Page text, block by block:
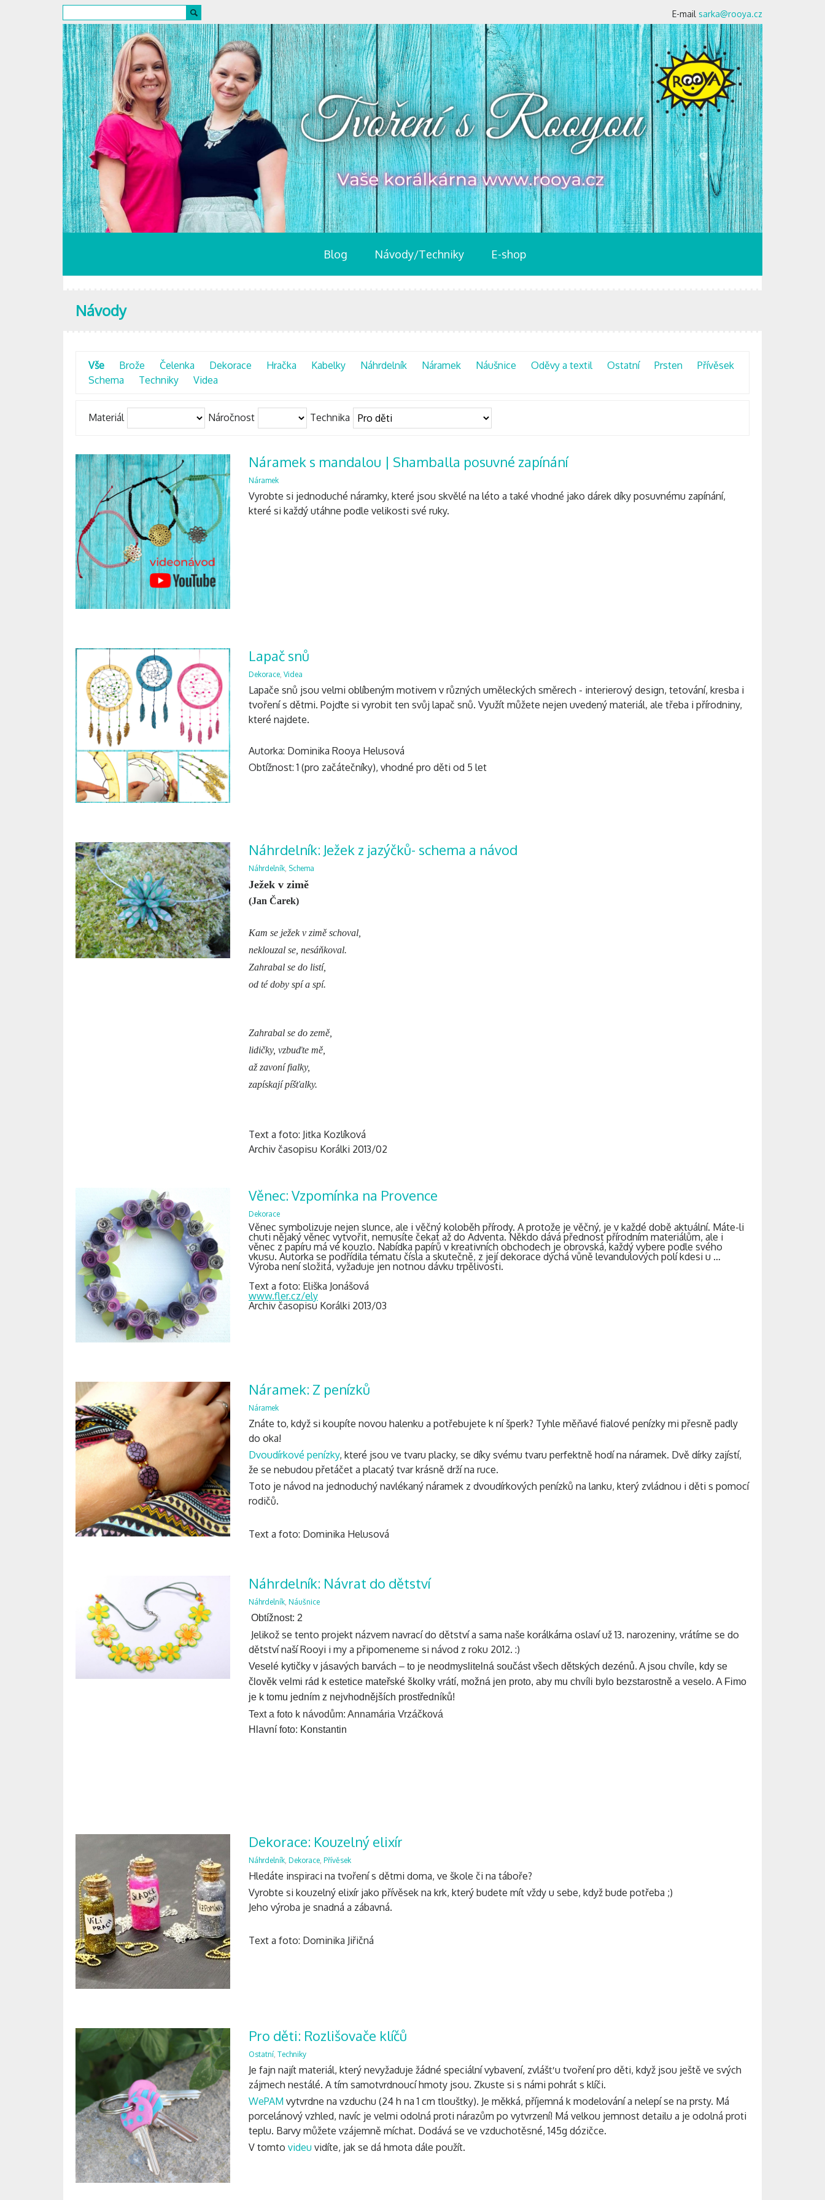
E-mail sarka@rooya.cz
Blog Návody/Techniky E-shop
Návody
Vše Brože Čelenka Dekorace Hračka Kabelky Náhrdelník Náramek Náušnice Oděvy a textil Ostatní Prsten
Přívěsek
Schema
Techniky Videa
Materiál Náročnost Technika
Náramek s mandalou | Shamballa posuvné zapínání
Náramek
Vyrobte si jednoduché náramky, které jsou skvělé na léto a také vhodné jako dárek díky posuvnému zapínání,
které si každý utáhne podle velikosti své ruky.
Lapač snů
Dekorace, Videa
Lapače snů jsou velmi oblíbeným motivem v různých uměleckých směrech - interierový design, tetování, kresba i
tvoření s dětmi. Pojďte si vyrobit ten svůj lapač snů. Využít můžete nejen uvedený materiál, ale třeba i přírodniny,
které najdete.
Autorka: Dominika Rooya Helusová
Obtížnost: 1 (pro začátečníky), vhodné pro děti od 5 let
Náhrdelník: Ježek z jazýčků- schema a návod
Náhrdelník, Schema
Ježek v zimě
(Jan Čarek)
Kam se ježek v zimě schoval,
neklouzal se, nesáňkoval.
Zahrabal se do listí,
od té doby spí a spí.
Zahrabal se do země,
lidičky, vzbuďte mě,
až zavoní fialky,
zapískají píšťalky.
Text a foto: Jitka Kozlíková
Archiv časopisu Korálki 2013/02
Věnec: Vzpomínka na Provence
Dekorace
Věnec symbolizuje nejen slunce, ale i věčný koloběh přírody. A protože je věčný, je v každé době aktuální. Máte-li
chuti nějaký věnec vytvořit, nemusíte čekat až do Adventa. Někdo dává přednost přírodním materiálům, ale i
věnec z papíru má vé kouzlo. Nabídka papírů v kreativních obchodech je obrovská, každý vybere podle svého
vkusu. Autorka se podřídila tématu čísla a skutečně, z její dekorace dýchá vůně levandulových polí kdesi u …
Výroba není složitá, vyžaduje jen notnou dávku trpělivosti.
Text a foto: Eliška Jonášová
www.fler.cz/ely
Archiv časopisu Korálki 2013/03
Náramek: Z penízků
Náramek
Znáte to, když si koupíte novou halenku a potřebujete k ní šperk? Tyhle měňavé fialové penízky mi přesně padly
do oka!
Dvoudírkové penízky, které jsou ve tvaru placky, se díky svému tvaru perfektně hodí na náramek. Dvě dírky zajístí,
že se nebudou přetáčet a placatý tvar krásně drží na ruce.
Toto je návod na jednoduchý navlékaný náramek z dvoudírkových penízků na lanku, který zvládnou i děti s pomocí
rodičů.
Text a foto: Dominika Helusová
Náhrdelník: Návrat do dětství
Náhrdelník, Náušnice
Obtížnost: 2
Jelikož se tento projekt názvem navrací do dětství a sama naše korálkárna oslaví už 13. narozeniny, vrátíme se do
dětství naší Rooyi i my a připomeneme si návod z roku 2012. :)
Veselé kytičky v jásavých barvách – to je neodmyslitelná součást všech dětských dezénů. A jsou chvíle, kdy se
člověk velmi rád k estetice mateřské školky vrátí, možná jen proto, aby mu chvíli bylo bezstarostně a veselo. A Fimo
je k tomu jedním z nejvhodnějších prostředníků!
Text a foto k návodům: Annamária Vrzáčková
Hlavní foto: Konstantin
Dekorace: Kouzelný elixír
Náhrdelník, Dekorace, Přívěsek
Hledáte inspiraci na tvoření s dětmi doma, ve škole či na táboře?
Vyrobte si kouzelný elixír jako přívěsek na krk, který budete mít vždy u sebe, když bude potřeba ;)
Jeho výroba je snadná a zábavná.
Text a foto: Dominika Jiřičná
Pro děti: Rozlišovače klíčů
Ostatní, Techniky
Je fajn najít materiál, který nevyžaduje žádné speciální vybavení, zvlášť u tvoření pro děti, když jsou ještě ve svých
zájmech nestálé. A tím samotvrdnoucí hmoty jsou. Zkuste si s námi pohrát s klíči.
WePAM vytvrdne na vzduchu (24 h na 1 cm tloušťky). Je měkká, příjemná k modelování a nelepí se na prsty. Má
porcelánový vzhled, navíc je velmi odolná proti nárazům po vytvrzení! Má velkou jemnost detailu a je odolná proti
teplu. Barvy můžete vzájemně míchat. Dodává se ve vzduchotěsné, 145g dózičce.
V tomto videu vidíte, jak se dá hmota dále použít.